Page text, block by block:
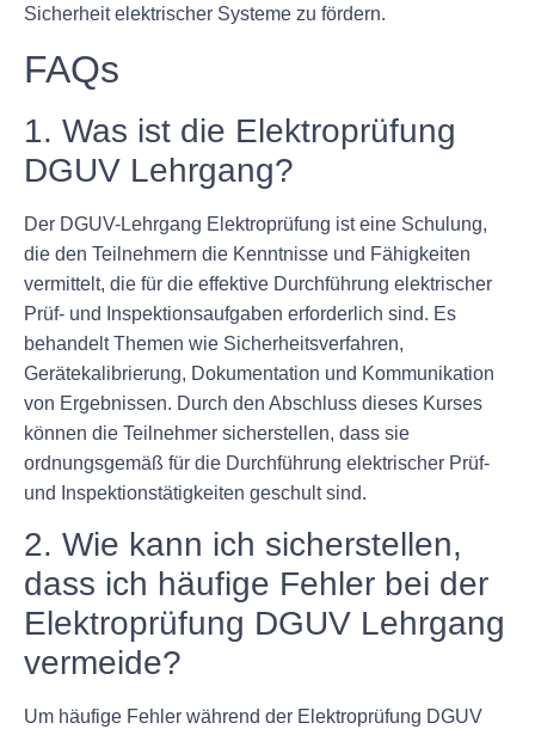
Sicherheit elektrischer Systeme zu fördern.
FAQs
1. Was ist die Elektroprüfung
DGUV Lehrgang?
Der DGUV-Lehrgang Elektroprüfung ist eine Schulung,
die den Teilnehmern die Kenntnisse und Fähigkeiten
vermittelt, die für die effektive Durchführung elektrischer
Prüf- und Inspektionsaufgaben erforderlich sind. Es
behandelt Themen wie Sicherheitsverfahren,
Gerätekalibrierung, Dokumentation und Kommunikation
von Ergebnissen. Durch den Abschluss dieses Kurses
können die Teilnehmer sicherstellen, dass sie
ordnungsgemäß für die Durchführung elektrischer Prüf-
und Inspektionstätigkeiten geschult sind.
2. Wie kann ich sicherstellen,
dass ich häufige Fehler bei der
Elektroprüfung DGUV Lehrgang
vermeide?
Um häufige Fehler während der Elektroprüfung DGUV